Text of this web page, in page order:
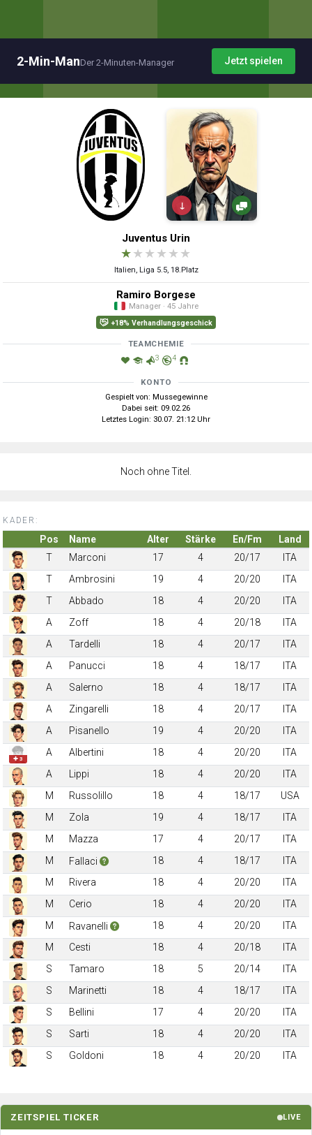
2-Min-ManDer 2-Minuten-Manager Jetzt spielen
↓
Juventus Urin
★★ ★ ★ ★ ★
Italien, Liga 5.5, 18.Platz
Ramiro Borgese
Manager · 45 Jahre
+18% Verhandlungsgeschick
TEAMCHEMIE
3 4
KONTO
Gespielt von: Mussegewinne
Dabei seit: 09.02.26
Letztes Login: 30.07. 21:12 Uhr
Noch ohne Titel.
KADER:
Pos Name Alter Stärke En/Fm
Land
T
Marconi 17 4 20/17
ITA
T
Ambrosini 19 4 20/20
ITA
T
Abbado 18 4 20/20
ITA
A
Zoff 18 4 20/18
ITA
A
Tardelli 18 4 20/17
ITA
A
Panucci 18 4 18/17
ITA
A
Salerno 18 4 18/17
ITA
A
Zingarelli 18 4 20/17
ITA
A
Pisanello 19 4 20/20 ITA
✚ 3
A Albertini 18 4 20/20
ITA
A
Lippi 18 4 20/20
ITA
M
Russolillo 18 4 18/17
USA
M
Zola 19 4 18/17
ITA
M
Mazza 17 4 20/17
ITA
M
Fallaci 18 4 18/17
ITA
M
Rivera 18 4 20/20
ITA
M
Cerio 18 4 20/20
ITA
M
Ravanelli 18 4 20/20
ITA
M
Cesti 18 4 20/18
ITA
S
Tamaro 18 5 20/14
ITA
S
Marinetti 18 4 18/17
ITA
S
Bellini 17 4 20/20
ITA
S
Sarti 18 4 20/20
ITA
S
Goldoni 18 4 20/20 ITA
ZEITSPIEL TICKER LIVE